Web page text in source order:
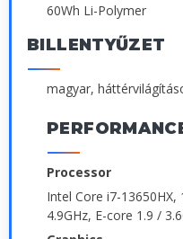
60Wh Li-Polymer
BILLENTYŰZET
magyar,
Processor
Intel Core i7-
4.9GHz, E-core 1.9 /